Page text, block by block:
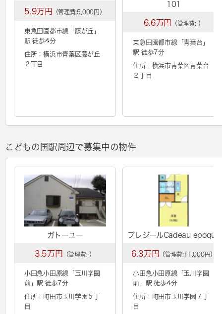
5.9万円 （管理費:5,000円）
東急田園都市線「 藤が丘 」
駅 徒歩4分
住所：横浜市青葉区藤が丘
２丁目
101
6.6万円 （管理費:-）
東急田園都市線「 青葉台 」
駅 徒歩7分
住所：横浜市青葉区青葉台
２丁目
こどもの国駅周辺で募集中の物件
ガトーユー
3.5万円 （管理費:-）
小田急小田原線「 玉川学園
前」駅 徒歩7分
住所：町田市玉川学園５丁
目
プレジールCadeau epoque
6.3万円 （管理費:11,000円）
小田急小田原線「 玉川学園
前 」駅 徒歩4分
住所：町田市玉川学園７丁
目